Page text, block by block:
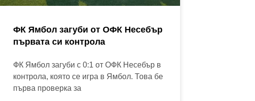
ФК Ямбол загуби от ОФК Несебър
първата си контрола
ФК Ямбол загуби с 0:1 от ОФК Несебър в
контрола, която се игра в Ямбол. Това бе
първа проверка за